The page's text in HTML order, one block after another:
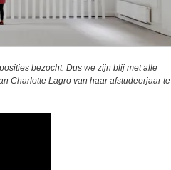
bezocht. Dus we zijn blij met alle
Charlotte Lagro van haar afstudeerjaar te